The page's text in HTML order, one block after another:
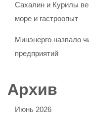
Сахалин и Курилы
море и гастроопыт
Минэнерго назвало
предприятий
Архив
Июнь 2026